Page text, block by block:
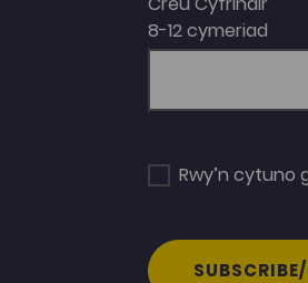
8-12 cymeriad
Rwy’n cytuno